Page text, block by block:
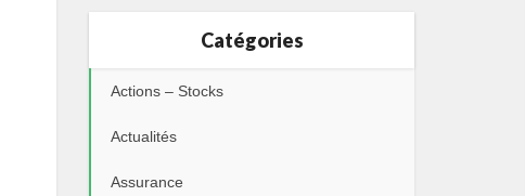
Catégories
Actions – Stocks
Actualités
Assurance